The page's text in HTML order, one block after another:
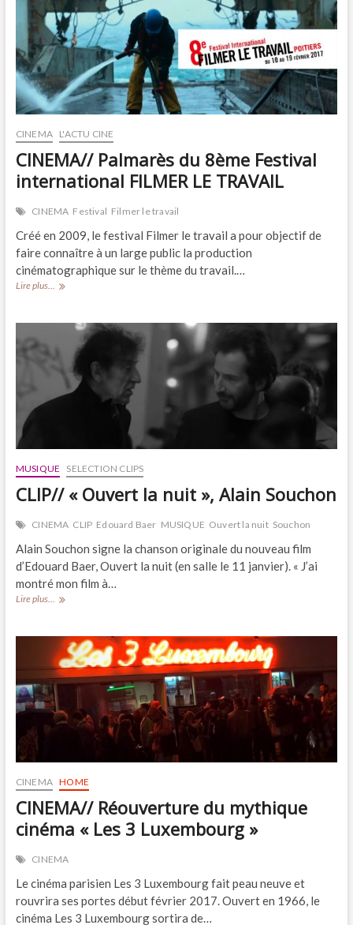
de
Damien
Chazelle
CINEMA L'ACTU CINE
CINEMA// Palmarès du 8ème Festival
international FILMER LE TRAVAIL
CINEMA Festival Filmer le travail
Créé en 2009, le festival Filmer le travail a pour objectif de
faire connaître à un large public la production
cinématographique sur le thème du travail.…
Lire plus... CINEMA//
8ème
Festival
international
FILMER
TRAVAIL
MUSIQUE SELECTION CLIPS
CLIP// « Ouvert la nuit », Alain Souchon
CINEMA CLIP Edouard Baer MUSIQUE Ouvert la nuit Souchon
Alain Souchon signe la chanson originale du nouveau film
d’Edouard Baer, Ouvert la nuit (en salle le 11 janvier). « J’ai
montré mon film à…
Lire plus... CLIP//
nuit »,
Alain
Souchon
CINEMA HOME
CINEMA// Réouverture du mythique
cinéma « Les 3 Luxembourg »
CINEMA
Le cinéma parisien Les 3 Luxembourg fait peau neuve et
rouvrira ses portes début février 2017. Ouvert en 1966, le
cinéma Les 3 Luxembourg sortira de…